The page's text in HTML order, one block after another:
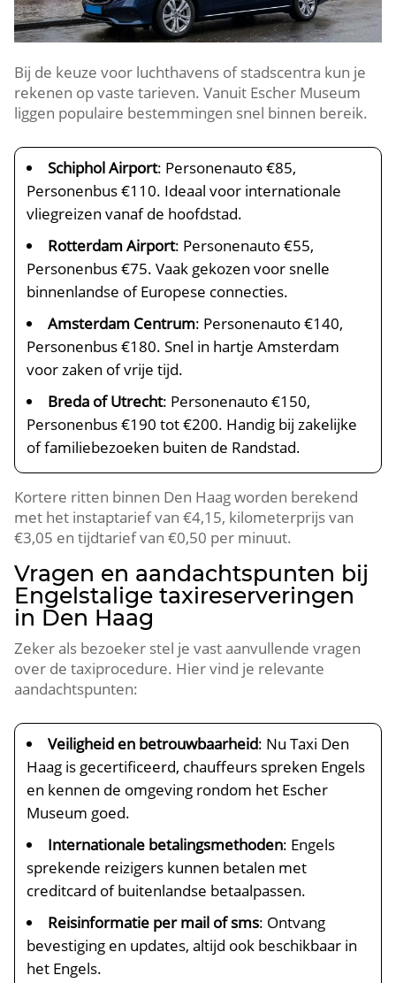
Bij de keuze voor luchthavens of stadscentra kun je
rekenen op vaste tarieven. Vanuit Escher Museum
liggen populaire bestemmingen snel binnen bereik.
Schiphol Airport: Personenauto €85,
Personenbus €110. Ideaal voor internationale
vliegreizen vanaf de hoofdstad.
Rotterdam Airport: Personenauto €55,
Personenbus €75. Vaak gekozen voor snelle
binnenlandse of Europese connecties.
Amsterdam Centrum: Personenauto €140,
Personenbus €180. Snel in hartje Amsterdam
voor zaken of vrije tijd.
Breda of Utrecht: Personenauto €150,
Personenbus €190 tot €200. Handig bij zakelijke
of familiebezoeken buiten de Randstad.
Kortere ritten binnen Den Haag worden berekend
met het instaptarief van €4,15, kilometerprijs van
€3,05 en tijdtarief van €0,50 per minuut.
Vragen en aandachtspunten bij
Engelstalige taxireserveringen
in Den Haag
Zeker als bezoeker stel je vast aanvullende vragen
over de taxiprocedure. Hier vind je relevante
aandachtspunten:
Veiligheid en betrouwbaarheid: Nu Taxi Den
Haag is gecertificeerd, chauffeurs spreken Engels
en kennen de omgeving rondom het Escher
Museum goed.
Internationale betalingsmethoden: Engels
sprekende reizigers kunnen betalen met
creditcard of buitenlandse betaalpassen.
Reisinformatie per mail of sms: Ontvang
bevestiging en updates, altijd ook beschikbaar in
het Engels.